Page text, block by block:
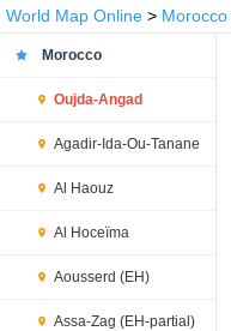
World Map Online > Morocco
Morocco
Oujda-Angad
Agadir-Ida-Ou-Tanane
Al Haouz
Al Hoceïma
Aousserd (EH)
Assa-Zag (EH-partial)